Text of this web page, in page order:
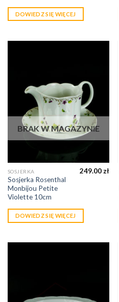
DOWIEDZ SIĘ WIĘCEJ
BRAK W MAGAZYNIE
SOSJERKA
Sosjerka Rosenthal
Monbijou Petite
Violette 10cm
249.00 zł
DOWIEDZ SIĘ WIĘCEJ